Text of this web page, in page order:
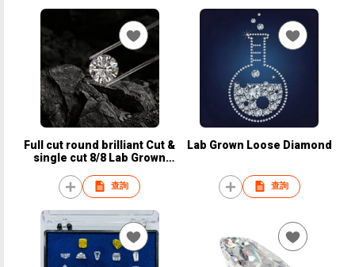
Full cut round brilliant Cut &
single cut 8/8 Lab Grown
查詢
Lab Grown Loose Diamond
查詢